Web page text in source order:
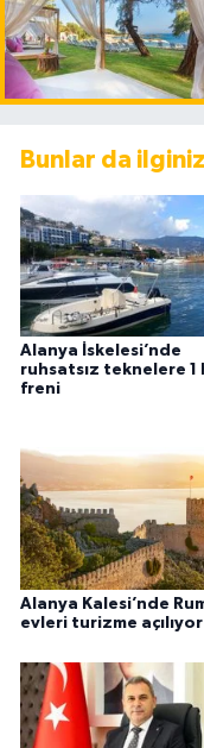
Bunlar da
Alanya İskelesi’nde
ruhsatsız teknelere 1
freni
Alanya Kalesi’nde
evleri turizme açılıyor